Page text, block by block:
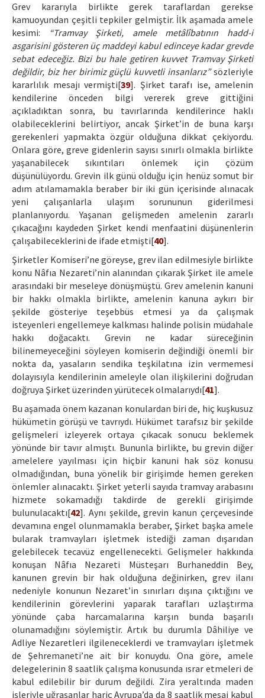
Grev kararıyla birlikte gerek taraflardan gerekse
kamuoyundan çeşitli tepkiler gelmiştir. İlk aşamada amele
kesimi:
“Tramvay Şirketi, amele metâlîbatının hadd-i
asgarisini gösteren üç maddeyi kabul edinceye kadar grevde
sebat edeceğiz. Bizi bu hale getiren kuvvet Tramvay Şirketi
değildir, biz her birimiz güçlü kuvvetli insanlarız”sözleriyle
kararlılık mesajı vermişti[39]. Şirket tarafı ise, amelenin
kendilerine önceden bilgi vererek greve gittiğini
açıkladıktan sonra, bu tavırlarında kendilerince haklı
olabileceklerini belirtiyor, ancak Şirket’in de buna karşı
gerekenleri yapmakta özgür olduğuna dikkat çekiyordu.
Onlara göre, greve gidenlerin sayısı sınırlı olmakla birlikte
yaşanabilecek sıkıntıları önlemek için çözüm
düşünülüyordu. Grevin ilk günü olduğu için henüz somut bir
adım atılamamakla beraber bir iki gün içerisinde alınacak
yeni çalışanlarla ulaşım sorununun giderilmesi
planlanıyordu. Yaşanan gelişmeden amelenin zararlı
çıkacağını kaydeden Şirket kendi menfaatini düşünenlerin
çalışabileceklerini de ifade etmişti[40].
Şirketler Komiseri’ne göreyse, grev ilan edilmesiyle birlikte
konu Nâfıa Nezareti’nin alanından çıkarak Şirket ile amele
arasındaki bir meseleye dönüşmüştü. Grev amelenin kanuni
bir hakkı olmakla birlikte, amelenin kanuna aykırı bir
şekilde gösteriye teşebbüs etmesi ya da çalışmak
isteyenleri engellemeye kalkması halinde polisin müdahale
hakkı doğacaktı. Grevin ne kadar süreceğinin
bilinemeyeceğini söyleyen komiserin değindiği önemli bir
nokta da, yasaların sendika teşkilatına izin vermemesi
dolayısıyla kendilerinin ameleyle olan ilişkilerini doğrudan
doğruya Şirket üzerinden yürütecek olmalarıydı[41].
Bu aşamada önem kazanan konulardan biri de, hiç kuşkusuz
hükümetin görüşü ve tavrıydı. Hükümet tarafsız bir şekilde
gelişmeleri izleyerek ortaya çıkacak sonucu beklemek
yönünde bir tavır almıştı. Bununla birlikte, bu grevin diğer
amelelere yayılması için hiçbir kanuni hak söz konusu
olmadığından, buna yönelik bir girişimde hemen gereken
önlemler alınacaktı. Şirket yeterli sayıda tramvay arabasını
hizmete sokamadığı takdirde de gerekli girişimde
bulunulacaktı[42]. Aynı şekilde, grevin kanun çerçevesinde
devamına engel olunmamakla beraber, Şirket başka amele
bularak tramvayları işletmek istediği zaman dışarıdan
gelebilecek tecavüz engellenecekti. Gelişmeler hakkında
konuşan Nâfıa Nezareti Müsteşarı Burhaneddin Bey,
kanunen grevin bir hak olduğuna değinirken, grev ilanı
nedeniyle konunun Nezaret’in sınırları dışına çıktığını ve
kendilerinin görevlerini yaparak tarafları uzlaştırma
yönünde çaba harcamalarına karşın bunda başarılı
olunamadığını söylemiştir. Artık bu durumla Dâhiliye ve
Adliye Nezaretleri ilgileneceklerdi ve tramvayları işletmek
de Şehremaneti’ne ait bir konuydu. Ona göre, amele
delegelerinin 8 saatlik çalışma konusunda ısrar etmeleri de
kabul edilebilir bir durum değildi. Zira yeraltında maden
işleriyle uğraşanlar hariç Avrupa’da da 8 saatlik mesai kabul